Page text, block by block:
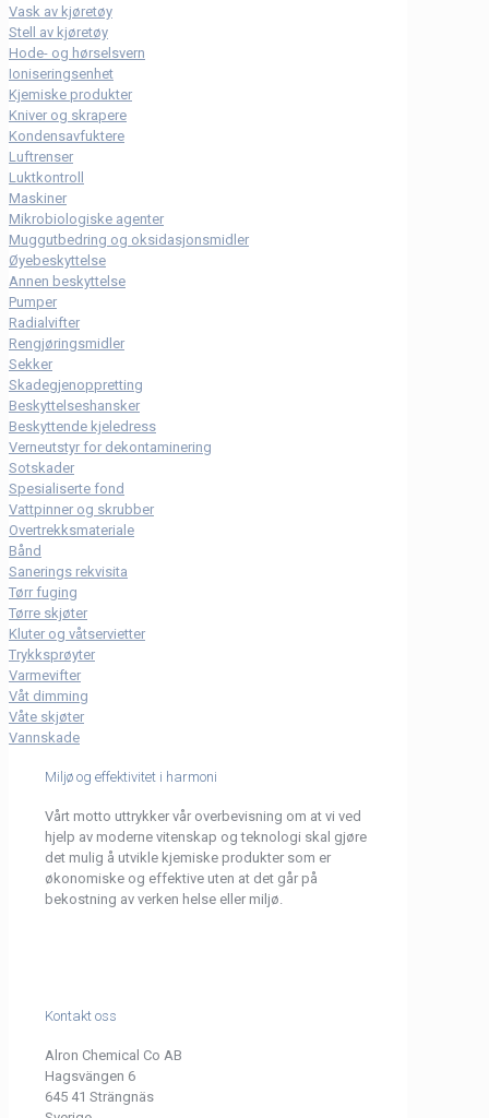
Vask av kjøretøy
Stell av kjøretøy
Hode- og hørselsvern
Ioniseringsenhet
Kjemiske produkter
Kniver og skrapere
Kondensavfuktere
Luftrenser
Luktkontroll
Maskiner
Mikrobiologiske agenter
Muggutbedring og oksidasjonsmidler
Øyebeskyttelse
Annen beskyttelse
Pumper
Radialvifter
Rengjøringsmidler
Sekker
Skadegjenoppretting
Beskyttelseshansker
Beskyttende kjeledress
Verneutstyr for dekontaminering
Sotskader
Spesialiserte fond
Vattpinner og skrubber
Overtrekksmateriale
Bånd
Sanerings rekvisita
Tørr fuging
Tørre skjøter
Kluter og våtservietter
Trykksprøyter
Varmevifter
Våt dimming
Våte skjøter
Vannskade
Miljø og effektivitet i harmoni
Vårt motto uttrykker vår overbevisning om at vi ved
hjelp av moderne vitenskap og teknologi skal gjøre
det mulig å utvikle kjemiske produkter som er
økonomiske og effektive uten at det går på
bekostning av verken helse eller miljø.
Kontakt oss
Alron Chemical Co AB
Hagsvängen 6
645 41 Strängnäs